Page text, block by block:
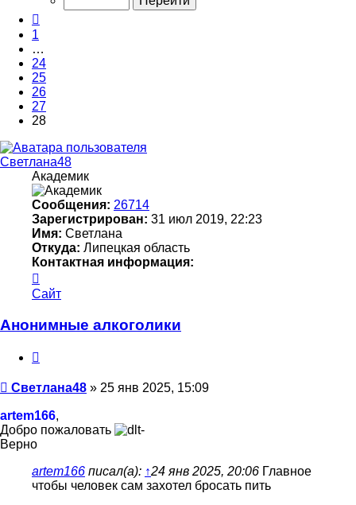
28
1
…
24
25
26
27
28
Светлана48
Академик
Сообщения: 26714
Зарегистрирован: 31 июл 2019, 22:23
Имя: Светлана
Откуда: Липецкая область
Контактная информация:
информация
пользователя
Сайт
Анонимные алкоголики
Сообщение
Светлана48 » 25 янв 2025, 15:09
artem166,
Добро пожаловать
Верно
artem166 писал(а): ↑24 янв 2025, 20:06 Главное
чтобы человек сам захотел бросать пить